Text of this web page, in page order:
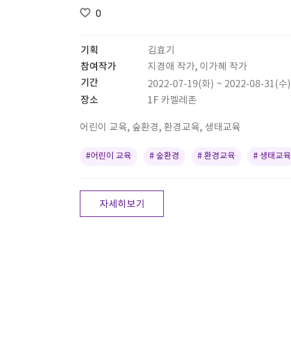
0
기획
김효기
참여작가
지경애 작가, 이가혜 작가
기간
2022-07-19(화) ~ 2022-08-31(수)
장소 1F 카멜레존
어린이 교육, 숲환경, 환경교육, 생태교육
#어린이 교육 # 숲환경 # 환경교육 # 생태교육
자세히보기